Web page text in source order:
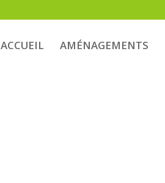
ACCUEIL AMÉNAGEMENTS